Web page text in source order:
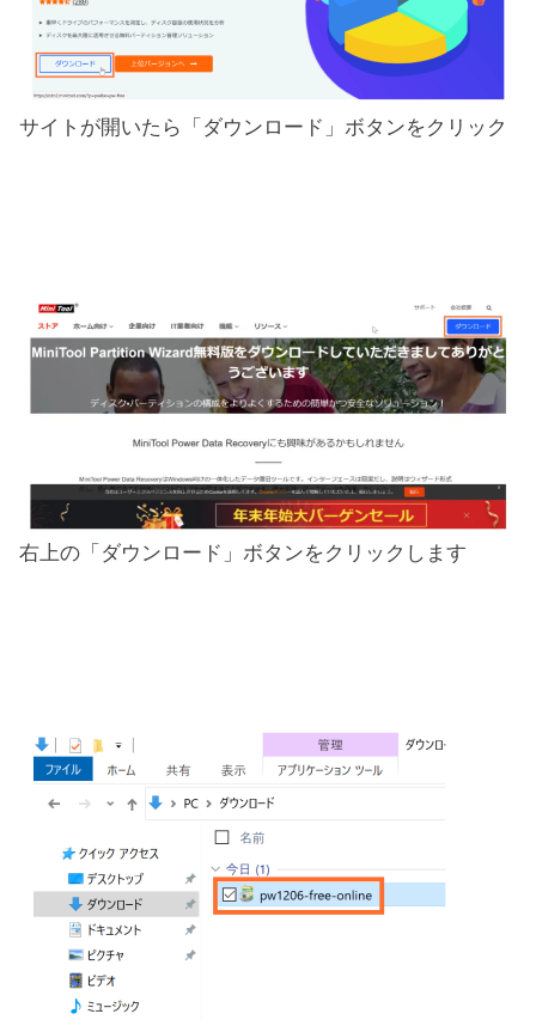
サイトが開いたら「ダウンロード」ボタンをクリック
右上の「ダウンロード」ボタンをクリックします